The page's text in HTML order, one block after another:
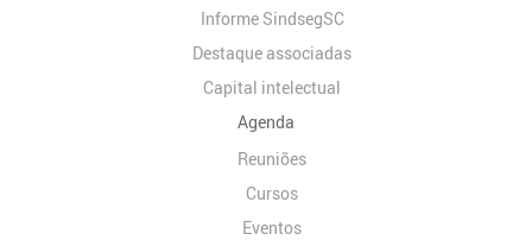
Informe SindsegSC
Destaque associadas
Capital intelectual
Agenda
Reuniões
Cursos
Eventos